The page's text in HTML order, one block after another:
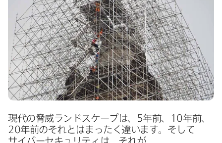
現代の​脅威ランドスケープは、 5年前、 10年前、
20年前の​それとは​まったく​違います。​そして​
サイバーセキュリティは、​それが​